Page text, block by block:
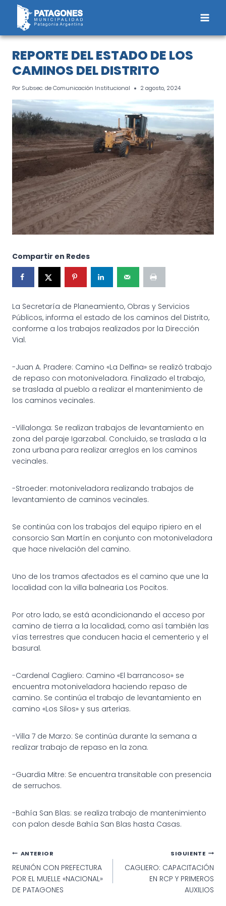
Saltar
contenido
REPORTE DEL ESTADO DE LOS
CAMINOS DEL DISTRITO
Por Subsec. de Comunicación Institucional 2 agosto, 2024
Compartir en Redes
La Secretaría de Planeamiento, Obras y Servicios
Públicos, informa el estado de los caminos del Distrito,
conforme a los trabajos realizados por la Dirección
Vial.
-Juan A. Pradere: Camino «La Delfina» se realizó trabajo
de repaso con motoniveladora. Finalizado el trabajo,
se traslada al pueblo a realizar el mantenimiento de
los caminos vecinales.
-Villalonga: Se realizan trabajos de levantamiento en
zona del paraje Igarzabal. Concluido, se traslada a la
zona urbana para realizar arreglos en los caminos
vecinales.
-Stroeder: motoniveladora realizando trabajos de
levantamiento de caminos vecinales.
Se continúa con los trabajos del equipo ripiero en el
consorcio San Martín en conjunto con motoniveladora
que hace nivelación del camino.
Uno de los tramos afectados es el camino que une la
localidad con la villa balnearia Los Pocitos.
Por otro lado, se está acondicionando el acceso por
camino de tierra a la localidad, como así también las
vías terrestres que conducen hacia el cementerio y el
basural.
-Cardenal Cagliero: Camino «El barrancoso» se
encuentra motoniveladora haciendo repaso de
camino. Se continúa el trabajo de levantamiento en
camino «Los Silos» y sus arterias.
-Villa 7 de Marzo: Se continúa durante la semana a
realizar trabajo de repaso en la zona.
-Guardia Mitre: Se encuentra transitable con presencia
de serruchos.
-Bahía San Blas: se realiza trabajo de mantenimiento
con palon desde Bahía San Blas hasta Casas.
Navegación
de
entradas
ANTERIOR
REUNIÓN CON PREFECTURA
POR EL MUELLE «NACIONAL»
DE PATAGONES
SIGUIENTE
CAGLIERO: CAPACITACIÓN
EN RCP Y PRIMEROS
AUXILIOS